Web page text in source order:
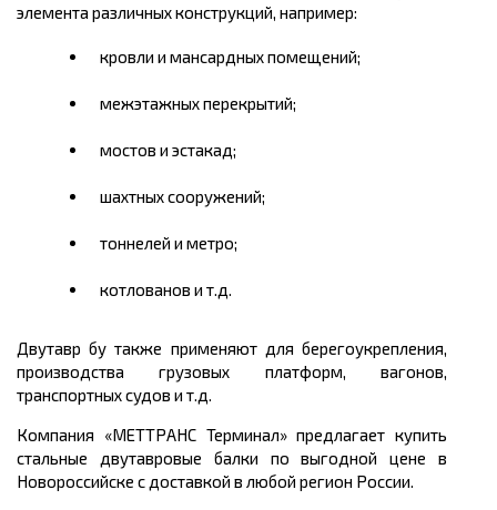
элемента различных конструкций, например:
кровли и мансардных помещений;
межэтажных перекрытий;
мостов и эстакад;
шахтных сооружений;
тоннелей и метро;
котлованов и т.д.
Двутавр бу также применяют для берегоукрепления,
производства грузовых платформ, вагонов,
транспортных судов и т.д.
Компания «МЕТТРАНС Терминал» предлагает купить
стальные двутавровые балки по выгоднойценев
Новороссийске с доставкой в любой регион России.